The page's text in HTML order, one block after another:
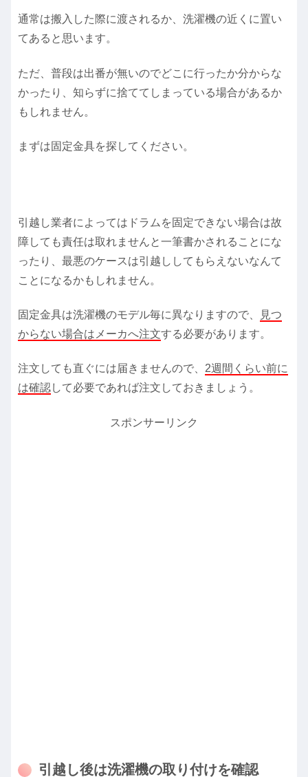
通常は搬入した際に渡されるか、洗濯機の近くに置い
てあると思います。
ただ、普段は出番が無いのでどこに行ったか分からな
かったり、知らずに捨ててしまっている場合があるか
もしれません。
まずは固定金具を探してください。
引越し業者によってはドラムを固定できない場合は故
障しても責任は取れませんと一筆書かされることにな
ったり、最悪のケースは引越ししてもらえないなんて
ことになるかもしれません。
固定金具は洗濯機のモデル毎に異なりますので、
見つ
からない場合はメーカへ注文する必要があります。
注文しても直ぐには届きませんので、 2週間くらい前に
は確認して必要であれば注文しておきましょう。
スポンサーリンク
引越し後は洗濯機の取り付けを確認